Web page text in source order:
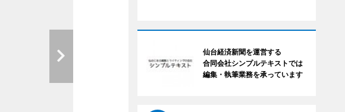
仙台経済新聞を運営する
合同会社シンプルテキストでは
編集・執筆業務を承っています